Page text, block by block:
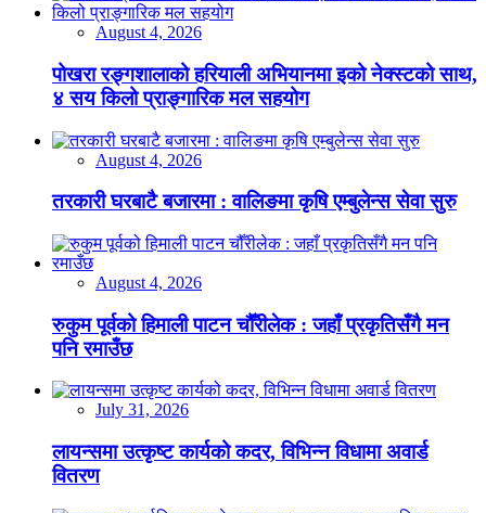
August 4, 2026
पोखरा रङ्गशालाको हरियाली अभियानमा इको नेक्स्टको साथ,
४ सय किलो प्राङ्गारिक मल सहयोग
August 4, 2026
तरकारी घरबाटै बजारमा : वालिङमा कृषि एम्बुलेन्स सेवा सुरु
August 4, 2026
रुकुम पूर्वको हिमाली पाटन चौँरीलेक : जहाँ प्रकृतिसँगै मन
पनि रमाउँछ
July 31, 2026
लायन्समा उत्कृष्ट कार्यको कदर, विभिन्न विधामा अवार्ड
वितरण